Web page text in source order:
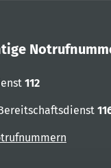
112